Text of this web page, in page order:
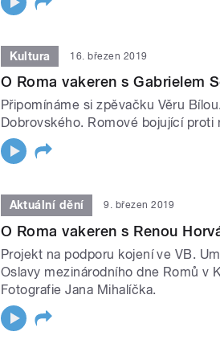
Kultura 16. březen 2019
O Roma vakeren s Gabrielem
Připomínáme si zpěvačku Věru
Dobrovského. Romové bojující proti
Aktuální dění 9. březen 2019
O Roma vakeren s Renou
Projekt na podporu kojení ve VB.
Oslavy mezinárodního dne Romů v
Fotografie Jana Mihalíčka.